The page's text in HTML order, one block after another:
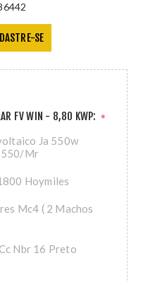
SE
FV WIN - 8,80 KWP: *
Ja 550w
550/Mr
Hoymiles
Mc4 ( 2 Machos
Nbr 16 Preto